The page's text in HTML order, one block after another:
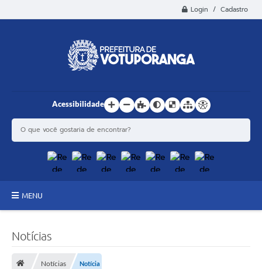
Login / Cadastro
Acessibilidade
MENU
A História
Notícias
Notícias Notícia